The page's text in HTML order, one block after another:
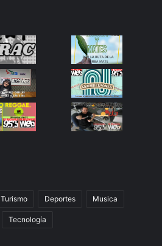
Turismo Deportes Musica
Tecnología